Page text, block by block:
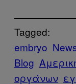
Tagged:
embryo
Blog
οργάνων